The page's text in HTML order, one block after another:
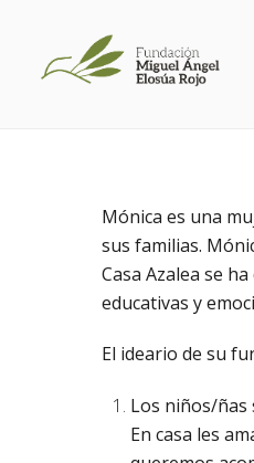
Mónica es una
sus familias.
Casa Azalea se
educativas y
El ideario de su
Los niños/ñas
En casa les